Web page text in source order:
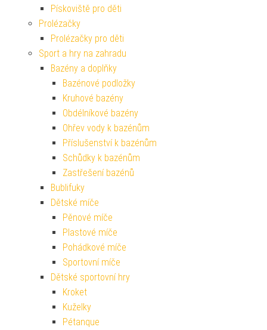
Pískoviště pro děti
Prolézačky
Prolézačky pro děti
Sport a hry na zahradu
Bazény a doplňky
Bazénové podložky
Kruhové bazény
Obdélníkové bazény
Ohřev vody k bazénům
Příslušenství k bazénům
Schůdky k bazénům
Zastřešení bazénů
Bublifuky
Dětské míče
Pěnové míče
Plastové míče
Pohádkové míče
Sportovní míče
Dětské sportovní hry
Kroket
Kuželky
Pétanque